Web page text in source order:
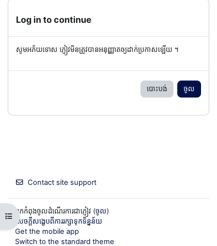
Open course index
Log in to continue
សូមអភ័យទោស ភ្ញៀវមិនត្រូវបានអនុញ្ញាតឲ្យដាក់ប្រកាសឡើយ ។
បោះបង់ ចូល
Contact site support
អ្នកកំពុងចូលដំណើរការជាភ្ញៀវ (ចូល)
សេចក្តីសង្ខេបពីការរក្សាទុកទិន្នន័យ
Get the mobile app
Switch to the standard theme